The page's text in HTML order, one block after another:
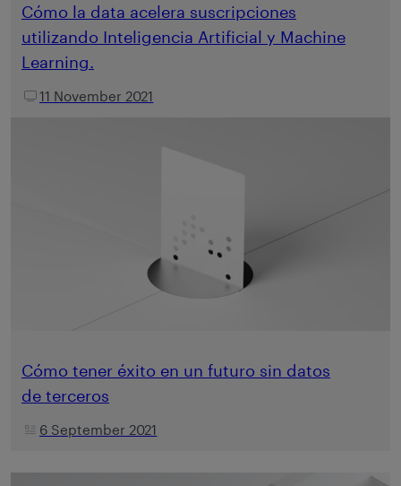
Cómo la data acelera suscripciones
utilizando Inteligencia Artificial y Machine
Learning.
11 November 2021
Cómo tener éxito en un futuro sin datos
de terceros
6 September 2021